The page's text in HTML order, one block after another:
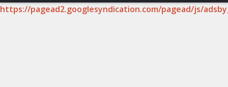
https://pagead2.googlesyndication.com/pagead/js/